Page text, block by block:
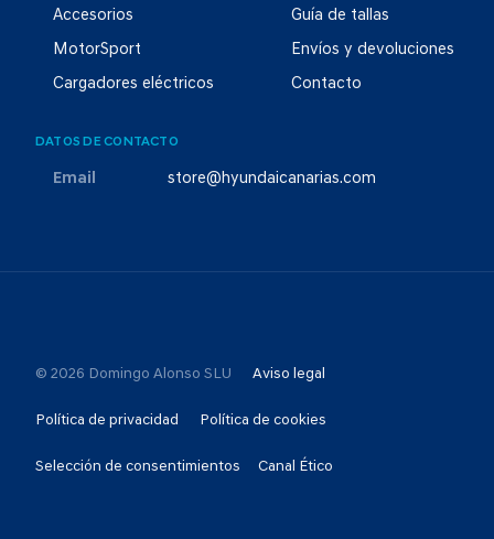
Accesorios
MotorSport
Cargadores eléctricos
Guía de tallas
Envíos y devoluciones
Contacto
DATOS DE CONTACTO
Email store@hyundaicanarias.com
© 2026 Domingo Alonso SLU Aviso legal
Política de privacidad Política de cookies
Selección de consentimientos Canal Ético